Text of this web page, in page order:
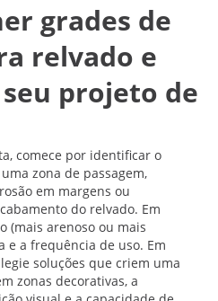
grades de
relvado e
projeto de
comece por identificar o
zona de passagem,
em margens ou
do relvado. Em
(mais arenoso ou mais
e a frequência de uso. Em
soluções que criem uma
zonas decorativas, a